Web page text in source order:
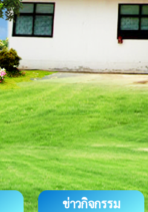
ข่าวกิจกรรม